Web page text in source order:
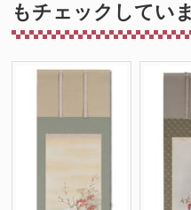
もチェックしてい